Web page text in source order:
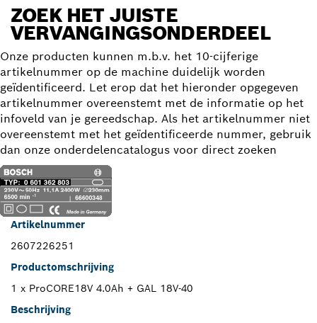
ZOEK HET JUISTE
VERVANGINGSONDERDEEL
Onze producten kunnen m.b.v. het 10-cijferige
artikelnummer op de machine duidelijk worden
geïdentificeerd. Let erop dat het hieronder opgegeven
artikelnummer overeenstemt met de informatie op het
infoveld van je gereedschap. Als het artikelnummer niet
overeenstemt met het geïdentificeerde nummer, gebruik
dan onze onderdelencatalogus voor direct zoeken
Artikelnummer
2607226251
Productomschrijving
1 x ProCORE18V 4.0Ah + GAL 18V-40
Beschrijving